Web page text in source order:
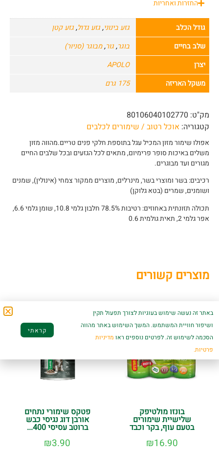
החזרות ואחריות
גודל הכלב גזע בינוני,גזע גדול,גזע קטן
שלב בחיים
בוגר,גור,מבוגר (סניור)
יצרן
APOLO
משקל האריזה
175 גרם
מק"ט: 80106040102770
קטגוריה: אוכל רטוב / שימורים לכלבים
אפולו שימור מזון המכיל עגל בתוספת חלקי פנים טריים.מהווה מזון
משלים באיכות סופר פרימיום, מתאים לכל הגזעים ובכל שלבים החיים
מגורים ועד מבוגרים.
רכיבים: בשר ומוצרי בשר, מינרלים, מוצרים ממקור צמחי (אינולין), שמנים
ושומנים, שמרים (בטא גלוקן)
תכולה תזונתית באחוזים: רטיבות 78.5% חלבון גלמי 10.8, שומן גלמי 6.6,
אפר גלמי 2, תאית גולמית 0.6
מוצרים קשורים
בונזו מולטיפק
שלישיית שימורים
בטעם עוף, בקר וכבד
₪16.90
פטקס שימורי נתחים
אורבן דוג נגיסי כבש
ברוטב עסיסי 400...
₪3.90
באתר זה נעשה שימוש בעוגיות לצורך תפעול תקין
ושיפור חוויית המשתמש. המשך השימוש באתר מהווה
הסכמה לשימוש זה. לפרטים נוספים ראו מדיניות
פרטיות.
קראתי